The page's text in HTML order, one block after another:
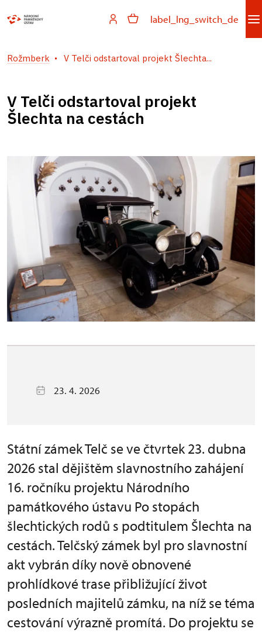
label_lng_switch_de
Rožmberk V Telči odstartoval projekt Šlechta...
V Telči odstartoval projekt
Šlechta na cestách
23. 4. 2026
Státní zámek Telč se ve čtvrtek 23. dubna
2026 stal dějištěm slavnostního zahájení
16. ročníku projektu Národního
památkového ústavu Po stopách
šlechtických rodů s podtitulem Šlechta na
cestách. Telčský zámek byl pro slavnostní
akt vybrán díky nově obnovené
prohlídkové trase přibližující život
posledních majitelů zámku, na níž se téma
cestování výrazně promítá. Do projektu se